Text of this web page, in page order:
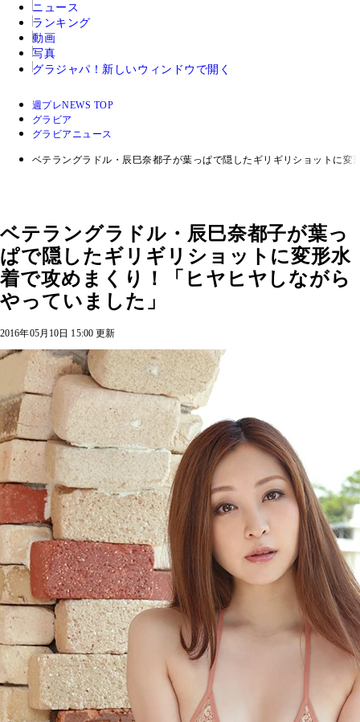
ニュース
ランキング
動画
写真
グラジャパ！ 新しいウィンドウで開く
週プレNEWS TOP
グラビア
グラビアニュース
ベテラングラドル・辰巳奈都子が葉っぱで隠したギリギリショットに
ベテラングラドル・辰巳奈都子が葉っ
ぱで隠したギリギリショットに変形水
着で攻めまくり！「ヒヤヒヤしながら
やっていました」
2016年05月10日 15:00 更新